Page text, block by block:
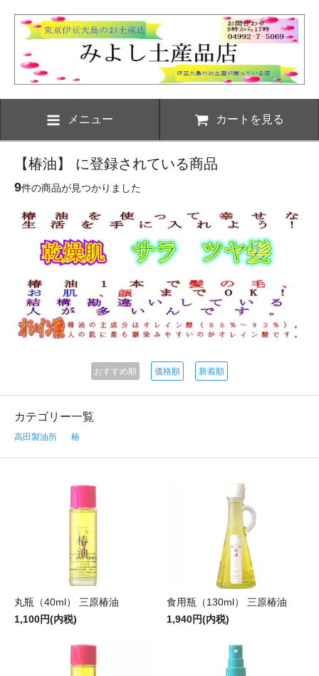
メニュー カートを見る
【椿油】 に登録されている商品
9件の商品が見つかりました
おすすめ順 価格順 新着順
カテゴリー一覧
高田製油所 椿
丸瓶（40ml） 三原椿油
1,100円(内税)
食用瓶（130ml） 三原椿油
1,940円(内税)